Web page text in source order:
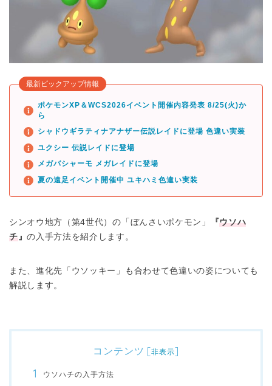
最新ピックアップ情報
ポケモンXP＆WCS2026イベント開催内容発表 8/25(火)か
ら
シャドウギラティナアナザー伝説レイドに登場 色違い実装
ユクシー 伝説レイドに登場
メガバシャーモ メガレイドに登場
夏の遠足イベント開催中 ユキハミ色違い実装
シンオウ地方（第4世代）の「ぼんさいポケモン」 『ウソハ
チ』の入手方法を紹介します。
また、進化先「ウソッキー」も合わせて色違いの姿についても
解説します。
コンテンツ [非表示]
ウソハチの入手方法